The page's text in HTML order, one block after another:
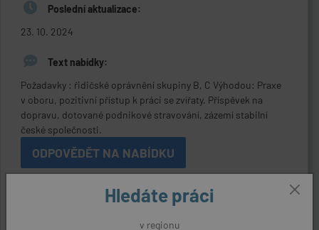
Poslední aktualizace:
23. 10. 2024
Text nabídky:
Požadavky : řidičské oprávnění skupiny B, C Výhodou: Praxe
v oboru, pozitivní přístup k práci se zvířaty. Příspěvek na
dopravu, dotované podnikové stravování, zázemí stabilní
české společnosti.
ODPOVĚDĚT NA NABÍDKU
Kontaktní údaje
Hledáte práci
v regionu